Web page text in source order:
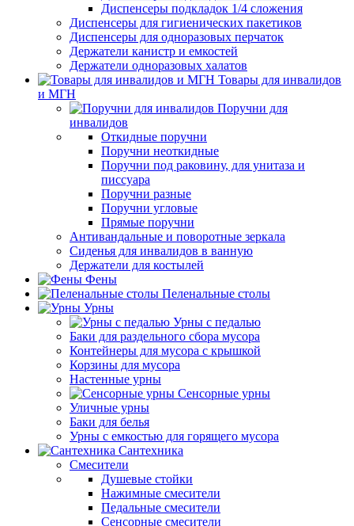
Диспенсеры подкладок 1/4 сложения
Диспенсеры для гигиенических пакетиков
Диспенсеры для одноразовых перчаток
Держатели канистр и емкостей
Держатели одноразовых халатов
Товары для инвалидов
и МГН
Поручни для
инвалидов
Откидные поручни
Поручни неоткидные
Поручни под раковину, для унитаза и
писсуара
Поручни разные
Поручни угловые
Прямые поручни
Антивандальные и поворотные зеркала
Сиденья для инвалидов в ванную
Держатели для костылей
Фены
Пеленальные столы
Урны
Урны с педалью
Баки для раздельного сбора мусора
Контейнеры для мусора с крышкой
Корзины для мусора
Настенные урны
Сенсорные урны
Уличные урны
Баки для белья
Урны с емкостью для горящего мусора
Сантехника
Смесители
Душевые стойки
Нажимные смесители
Педальные смесители
Сенсорные смесители